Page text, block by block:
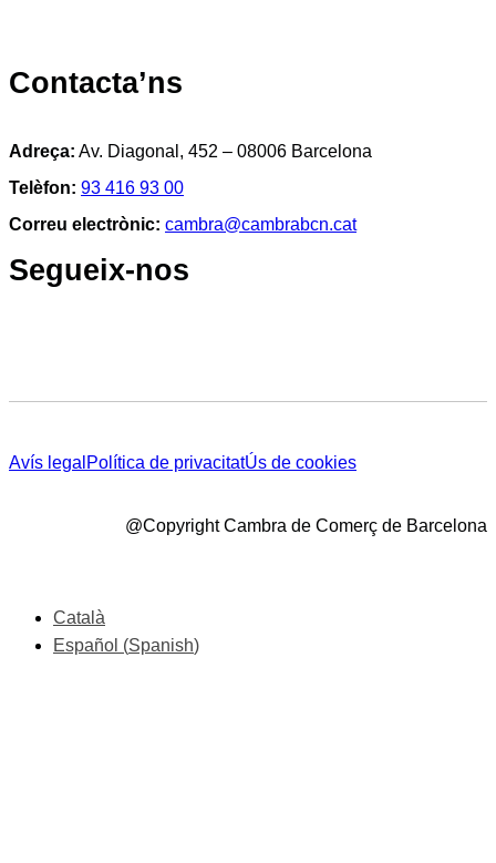
Contacta’ns
Adreça: Av. Diagonal, 452 – 08006 Barcelona
Telèfon: 93 416 93 00
Correu electrònic: cambra@cambrabcn.cat
Segueix-nos
Avís legal Política de privacitatÚs de cookies
@Copyright Cambra de Comerç de Barcelona
Català
Español (Spanish)